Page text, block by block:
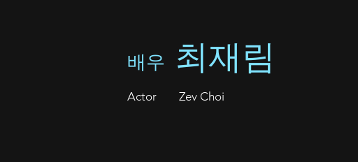
배우 최재림
Actor Zev Choi